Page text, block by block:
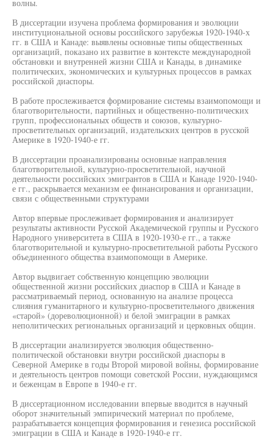
волны.
В диссертации изучена проблема формирования и эволюции
институциональной основы российского зарубежья 1920-1940-х
гг. в США и Канаде: выявлены основные типы общественных
организаций, показано их развитие в контексте международной
обстановки и внутренней жизни США и Канады, в динамике
политических, экономических и культурных процессов в рамках
российской диаспоры.
В работе прослеживается формирование системы взаимопомощи и
благотворительности, партийных и общественно-политических
групп, профессиональных обществ и союзов, культурно-
просветительных организаций, издательских центров в русской
Америке в 1920-1940-е гг.
В диссертации проанализированы основные направления
благотворительной, культурно-просветительной, научной
деятельности российских эмигрантов в США и Канаде 1920-1940-
е гг., раскрывается механизм ее финансирования и организации,
связи с общественными структурами
Автор впервые прослеживает формирования и анализирует
результаты активности Русской Академической группы и Русского
Народного университета в США в 1920-1930-е гг., а также
благотворительной и культурно-просветительной работы Русского
объединенного общества взаимопомощи в Америке.
Автор выдвигает собственную концепцию эволюции
общественной жизни российских диаспор в США и Канаде в
рассматриваемый период, основанную на анализе процесса
слияния гуманитарного и культурно-просветительного движения
«старой» (дореволюционной) и белой эмиграции в рамках
неполитических региональных организаций и церковных общин.
В диссертации анализируется эволюция общественно-
политической обстановки внутри российской диаспоры в
Северной Америке в годы Второй мировой войны, формирование
и деятельность центров помощи советской России, нуждающимся
и беженцам в Европе в 1940-е гг.
В диссертационном исследовании впервые вводится в научный
оборот значительный эмпирический материал по проблеме,
разрабатывается концепция формирования и генезиса российской
эмиграции в США и Канаде в 1920-1940-е гг.